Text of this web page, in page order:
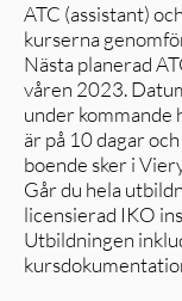
ATC (assistant)
kurserna
Nästa planerad
våren 2023.
under kommande
är på 10 dagar
boende sker i
Går du hela
licensierad IKO
Utbildningen